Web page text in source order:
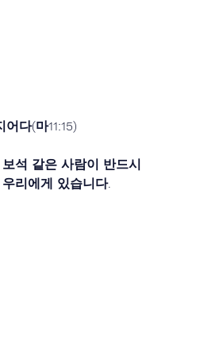
다(마11:15)
석 같은 사람이 반드시
리에게 있습니다.